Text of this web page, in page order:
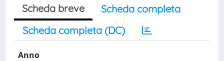
Scheda breve
Scheda completa
Scheda completa (DC)
Anno